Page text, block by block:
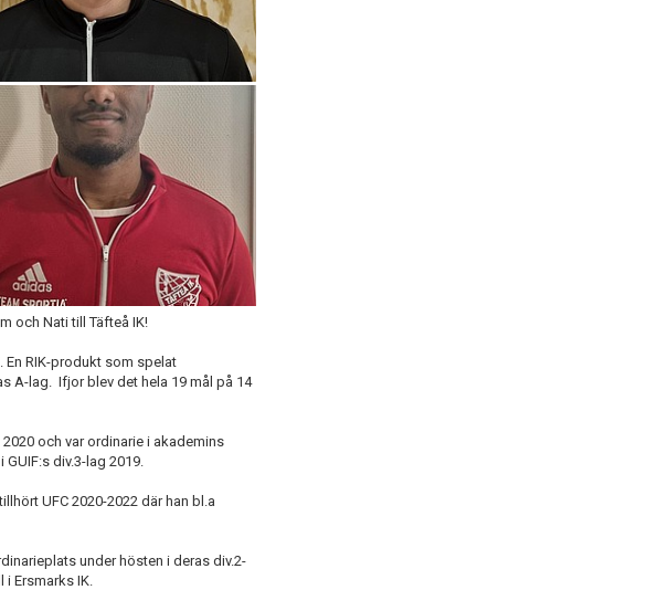
och Nati till Täfteå IK!
RIK-produkt som spelat
A-lag. Ifjor blev det hela 19 mål på 14
och var ordinarie i akademins
div.3-lag 2019.
UFC 2020-2022 där han bl.a
under hösten i deras div.2-
i Ersmarks IK.